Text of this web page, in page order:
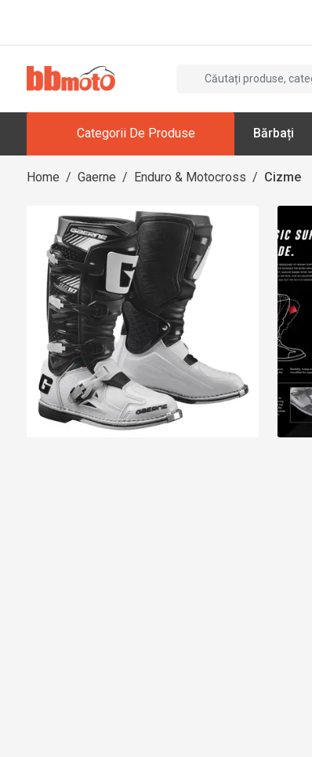
Categorii De Produse Bărbați
Home / Gaerne / Enduro & Motocross / Cizme